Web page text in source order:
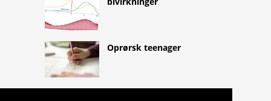
Oprørsk teenager